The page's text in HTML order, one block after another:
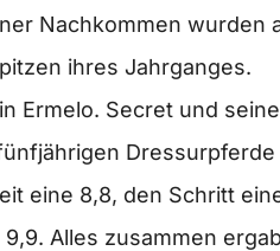
Nachkommen
ihres Jahrganges.
Ermelo. Secret und
eine 8,8, den Schritt
Alles zusammen